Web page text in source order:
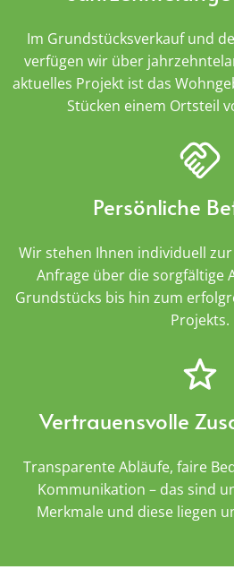
Im Grundstücksverkauf und
verfügen wir über
aktuelles Projekt ist das
Stücken einem Ortsteil
Persönliche
Wir stehen Ihnen individuell
Anfrage über die sorgfältige
Grundstücks bis hin zum
Projekts.
Vertrauensvolle
Transparente Abläufe, faire
Kommunikation – das sind
Merkmale und diese liegen